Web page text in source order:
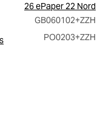
26 ePaper 22 Nord
GB060102+ZZH
PO0203+ZZH